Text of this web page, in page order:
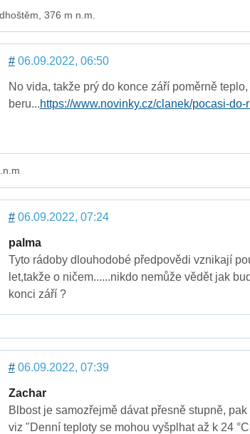
376 m n.m.
#06.09.2022, 06:50
No vida, takže prý do konce září poměrně teplo,
beru...https://www.novinky.cz/clanek/pocasi-do-
#06.09.2022, 07:24
palma
Tyto rádoby dlouhodobé předpovědi vznikají
let,takže o ničem......nikdo nemůže vědět jak
konci září ?
#06.09.2022, 07:39
Zachar
Blbost je samozřejmě dávat přesně stupně,
viz "Denní teploty se mohou vyšplhat až k 24